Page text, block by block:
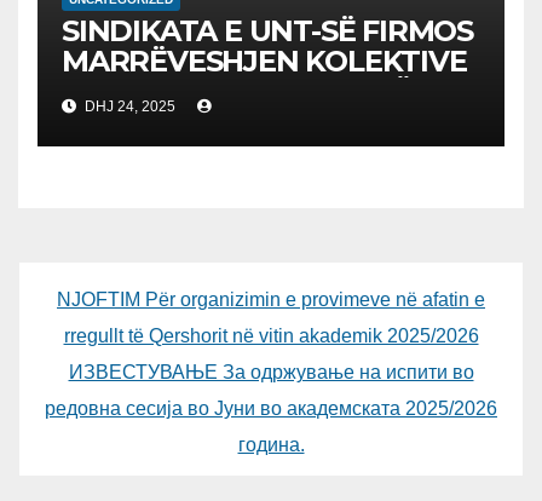
SINDIKATA E UNT-SË FIRMOS
MARRËVESHJEN KOLEKTIVE
ME KUVENDIN E RMV-SË
DHJ 24, 2025
NJOFTIM Për organizimin e provimeve në afatin e
rregullt të Qershorit në vitin akademik 2025/2026
ИЗВЕСТУВАЊЕ За одржување на испити во
редовна сесија во Јуни во академската 2025/2026
година.